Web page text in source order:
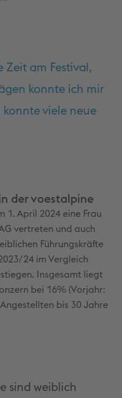
Zeit am Festival,
konnte ich mir
viele neue
der voestalpine
1. April 2024 eine Frau
vertreten und auch
Führungskräfte
24 im Vergleich
Insgesamt liegt
bei 16% (Vorjahr:
bis 30 Jahre
sind weiblich